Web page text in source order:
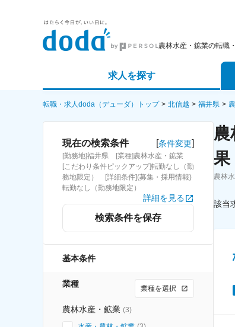
農林水産・鉱業の転職
求人を探す
詳細条件から探す
求人特集から探す
転職・求人doda（デューダ）トップ 北信越 福井県
現在の検索条件 [条件変更]
[勤務地]福井県 [業種]農林水産・鉱業
[こだわり条件ピックアップ]転勤なし（勤
務地限定） [詳細条件](募集・採用情報)
転勤なし（勤務地限定）
詳細を見る
検索条件を保存
基本条件
業種 業種を選択
農林水産・鉱業 (3)
農
果
農林
該当